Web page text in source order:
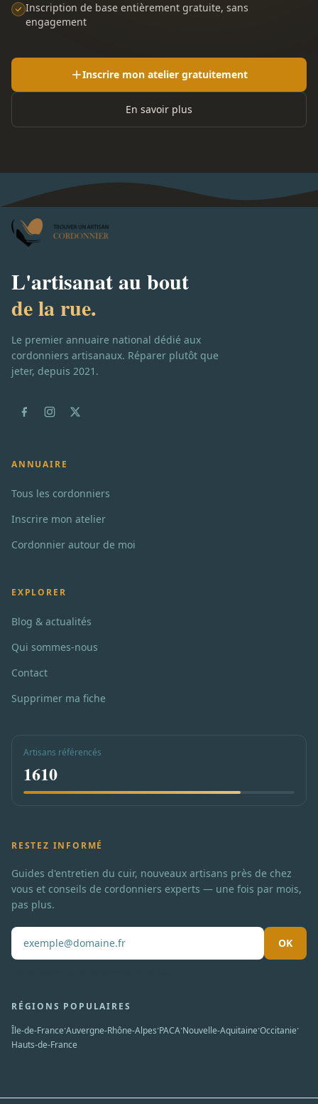
Inscription de base entièrement gratuite, sans
engagement
Inscrire mon atelier gratuitement
En savoir plus
L'artisanat au bout
de la rue.
Le premier annuaire national dédié aux
cordonniers artisanaux. Réparer plutôt que
jeter, depuis 2021.
ANNUAIRE
Tous les cordonniers
Inscrire mon atelier
Cordonnier autour de moi
EXPLORER
Blog & actualités
Qui sommes-nous
Contact
Supprimer ma fiche
Artisans référencés
1610
RESTEZ INFORMÉ
Guides d'entretien du cuir, nouveaux artisans près de chez
vous et conseils de cordonniers experts — une fois par mois,
pas plus.
OK
RÉGIONS POPULAIRES
Île-de-France·Auvergne-Rhône-Alpes·PACA·Nouvelle-Aquitaine·Occitanie·
Hauts-de-France